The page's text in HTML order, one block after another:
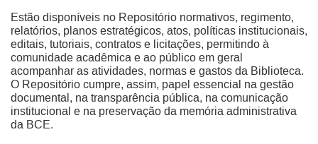
Estão disponíveis no Repositório normativos, regimento,
relatórios, planos estratégicos, atos, políticas institucionais,
editais, tutoriais, contratos e licitações, permitindo à
comunidade acadêmica e ao público em geral
acompanhar as atividades, normas e gastos da Biblioteca.
O Repositório cumpre, assim, papel essencial na gestão
documental, na transparência pública, na comunicação
institucional e na preservação da memória administrativa
da BCE.